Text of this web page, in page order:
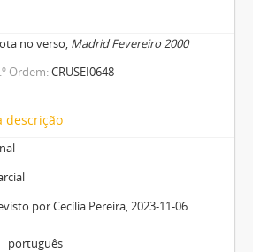
no verso, Madrid Fevereiro 2000
Ordem CRUSEI0648
descrição
por Cecília Pereira, 2023-11-06.
português